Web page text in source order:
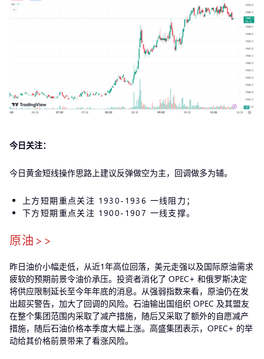
今日关注：
今日黄金短线操作思路上建议反弹做空为主，回调做多为辅。
上方短期重点关注 1930-1936 一线阻力；
下方短期重点关注 1900-1907 一线支撑。
原油>>
昨日油价小幅走低，从近1年高位回落，美元走强以及国际原油需求
疲软的预期前景令油价承压。投资者消化了 OPEC+ 和俄罗斯决定
将供应限制延长至今年年底的消息。从强弱指数来看，原油仍在发
出超买警告，加大了回调的风险。石油输出国组织 OPEC 及其盟友
在整个集团范围内采取了减产措施，随后又采取了额外的自愿减产
措施，随后石油价格本季度大幅上涨。高盛集团表示，OPEC+ 的举
动给其价格前景带来了看涨风险。